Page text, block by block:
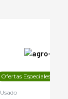
Ofertas Especiales
Usado